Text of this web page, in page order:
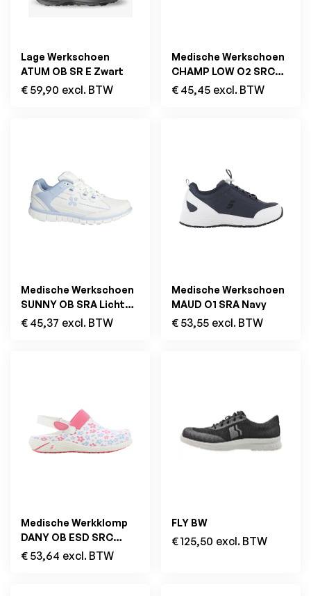
Lage Werkschoen
ATUM OB SR E Zwart
€ 59,90 excl. BTW
Medische Werkschoen
CHAMP LOW O2 SRC
ESD Wit
€ 45,45 excl. BTW
Medische Werkschoen
SUNNY OB SRA Licht
Blauw/Wit
€ 45,37 excl. BTW
Medische Werkschoen
MAUD O1 SRA Navy
€ 53,55 excl. BTW
Medische Werkklomp
DANY OB ESD SRC
Multi Flower
€ 53,64 excl. BTW
FLY BW
€125,50 excl. BTW